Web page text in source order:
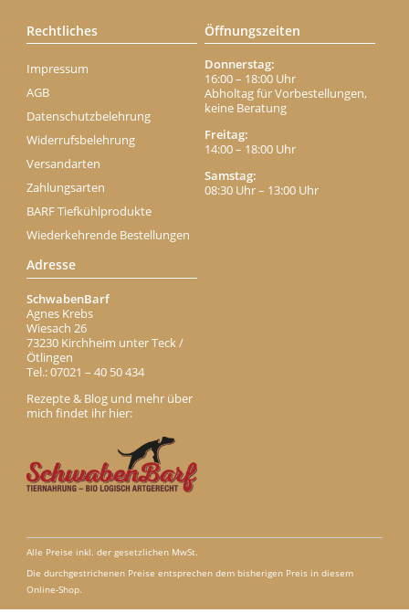
Rechtliches
Impressum
AGB
Datenschutzbelehrung
Widerrufsbelehrung
Versandarten
Zahlungsarten
BARF Tiefkühlprodukte
Wiederkehrende Bestellungen
Öffnungszeiten
Donnerstag:
16:00 – 18:00 Uhr
Abholtag für Vorbestellungen,
keine Beratung
Freitag:
14:00 – 18:00 Uhr
Samstag:
08:30 Uhr – 13:00 Uhr
Adresse
SchwabenBarf
Agnes Krebs
Wiesach 26
73230 Kirchheim unter Teck /
Ötlingen
Tel.: 07021 – 40 50 434
Rezepte & Blog und mehr über
mich findet ihr hier:
Alle Preise inkl. der gesetzlichen MwSt.
Die durchgestrichenen Preise entsprechen dem bisherigen Preis in diesem
Online-Shop.